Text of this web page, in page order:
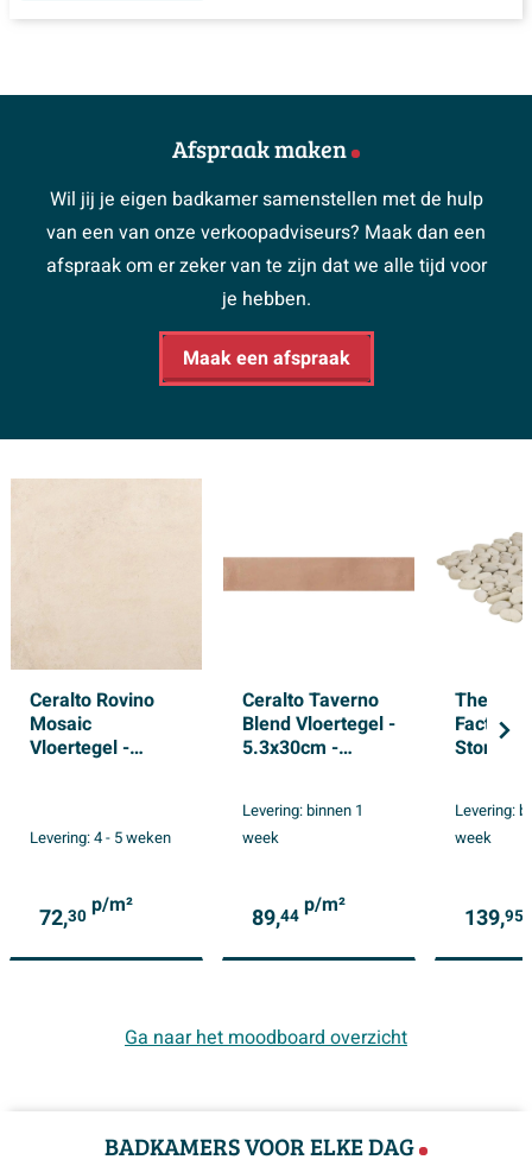
Afspraak maken
Wil jij je eigen badkamer samenstellen met de hulp
van een van onze verkoopadviseurs? Maak dan een
afspraak om er zeker van te zijn dat we alle tijd voor
je hebben.
Maak een afspraak
Ceralto Rovino
Mosaic
Vloertegel -
Vanilla
Levering:4 - 5 weken
72,30 p/m²
Ceralto Taverno
Blend Vloertegel -
5.3x30cm -
Levering:binnen 1
week
89,44 p/m²
The
Factory
Stone
wand en
Levering:
week
139,95
Ga naar het moodboard overzicht
BADKAMERS VOOR ELKE DAG